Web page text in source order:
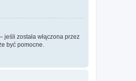
została włączona przez
być pomocne.